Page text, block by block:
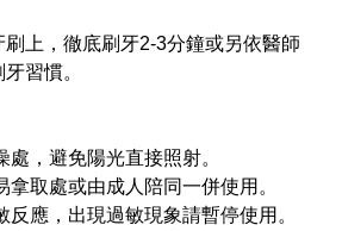
上，徹底刷牙2-3分鐘或另依醫師
習慣。
，避免陽光直接照射。
取處或由成人陪同一併使用。
應，出現過敏現象請暫停使用。